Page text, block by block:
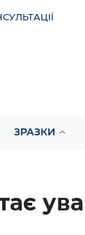
ЗРАЗКИ